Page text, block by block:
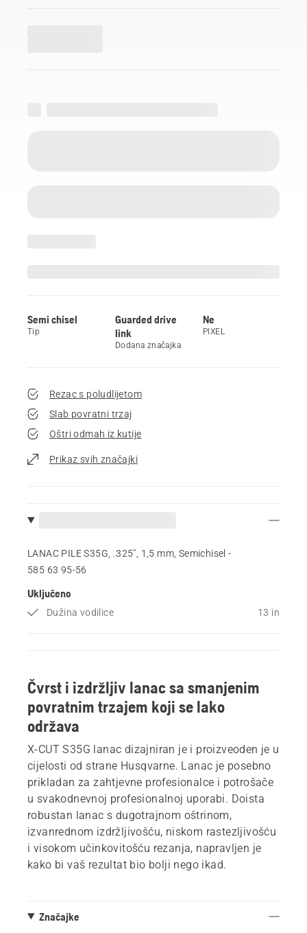
Semi chisel
Tip
Guarded drive
link
Dodana značajka
Ne
PIXEL
Rezac s poludlijetom
Slab povratni trzaj
Oštri odmah iz kutije
Prikaz svih značajki
LANAC PILE S35G, .325", 1,5 mm, Semichisel -
585 63 95‑56
Uključeno
Dužina vodilice 13 in
Čvrst i izdržljiv lanac sa smanjenim
povratnim trzajem koji se lako
održava
X-CUT S35G lanac dizajniran je i proizveoden je u
cijelosti od strane Husqvarne. Lanac je posebno
prikladan za zahtjevne profesionalce i potrošače
u svakodnevnoj profesionalnoj uporabi. Doista
robustan lanac s dugotrajnom oštrinom,
izvanrednom izdržljivošću, niskom rastezljivošću
i visokom učinkovitošću rezanja, napravljen je
kako bi vaš rezultat bio bolji nego ikad.
Značajke